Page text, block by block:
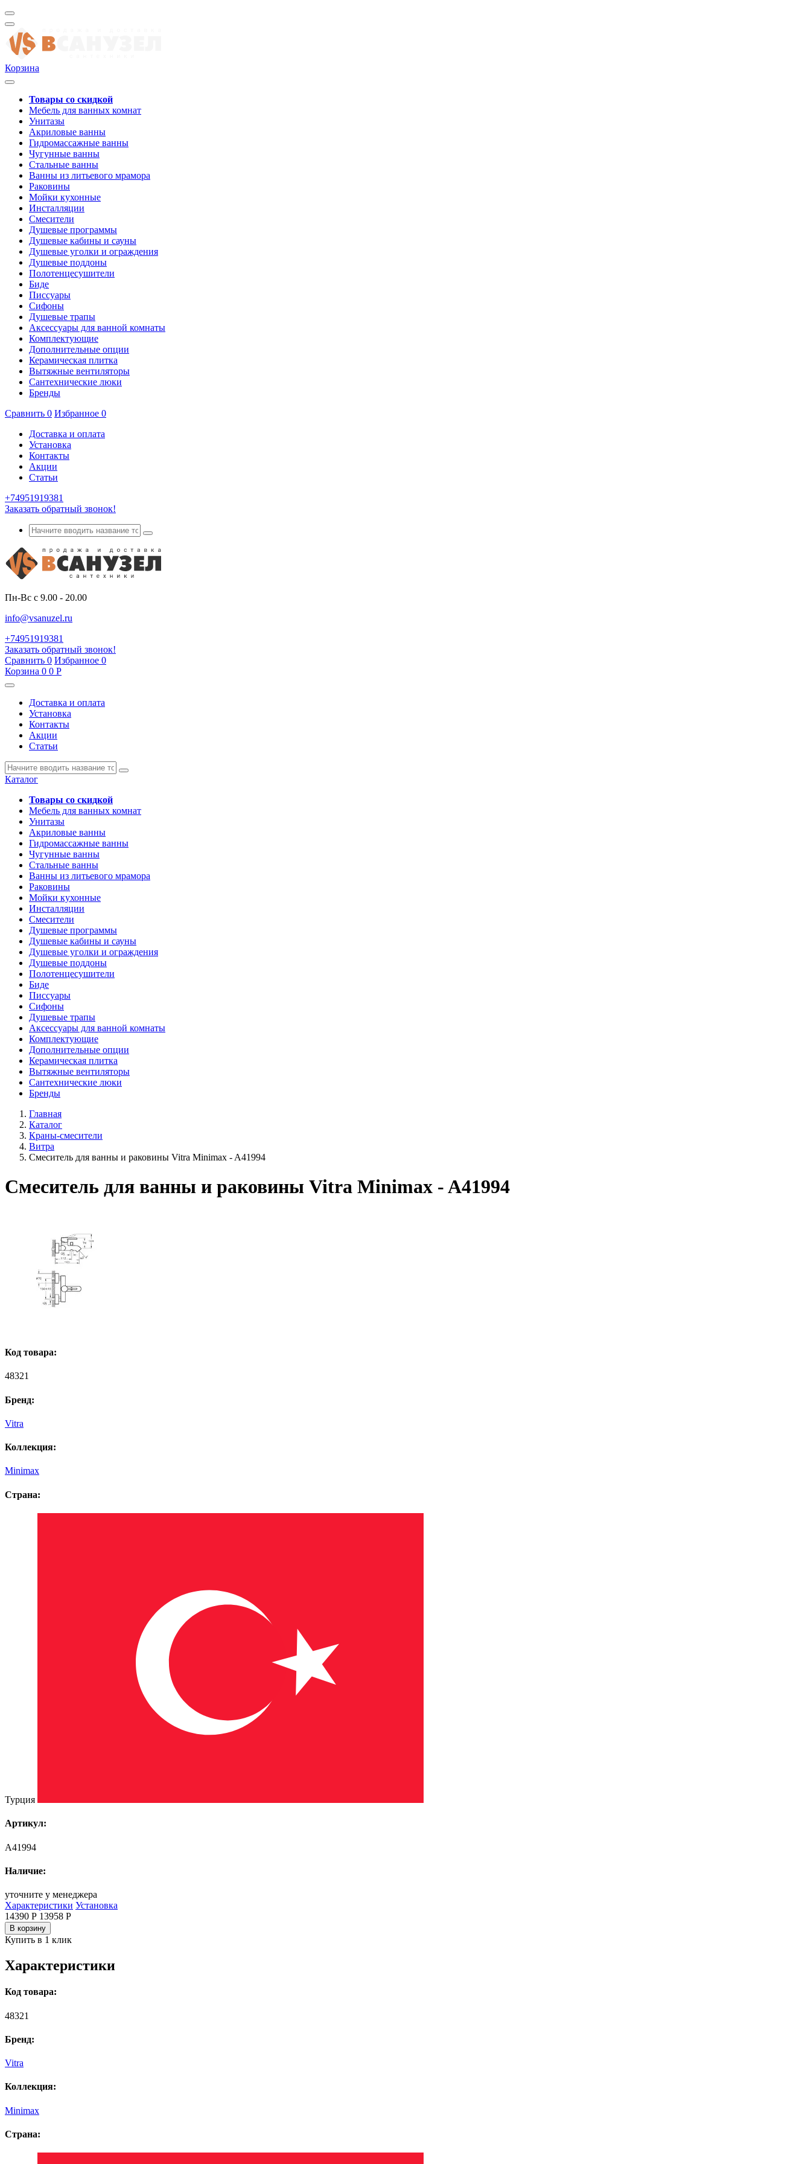
Корзина
Товары со скидкой
Мебель для ванных комнат
Унитазы
Акриловые ванны
Гидромассажные ванны
Чугунные ванны
Стальные ванны
Ванны из литьевого мрамора
Раковины
Мойки кухонные
Инсталляции
Смесители
Душевые программы
Душевые кабины и сауны
Душевые уголки и ограждения
Душевые поддоны
Полотенцесушители
Биде
Писсуары
Сифоны
Душевые трапы
Аксессуары для ванной комнаты
Комплектующие
Дополнительные опции
Керамическая плитка
Вытяжные вентиляторы
Сантехнические люки
Бренды
Сравнить 0 Избранное 0
Доставка и оплата
Установка
Контакты
Акции
Статьи
+74951919381
Заказать обратный звонок!
Пн-Вс с 9.00 - 20.00
info@vsanuzel.ru
+74951919381
Заказать обратный звонок!
Сравнить 0 Избранное 0
Корзина 0 0 Р
Доставка и оплата
Установка
Контакты
Акции
Статьи
Каталог
Товары со скидкой
Мебель для ванных комнат
Унитазы
Акриловые ванны
Гидромассажные ванны
Чугунные ванны
Стальные ванны
Ванны из литьевого мрамора
Раковины
Мойки кухонные
Инсталляции
Смесители
Душевые программы
Душевые кабины и сауны
Душевые уголки и ограждения
Душевые поддоны
Полотенцесушители
Биде
Писсуары
Сифоны
Душевые трапы
Аксессуары для ванной комнаты
Комплектующие
Дополнительные опции
Керамическая плитка
Вытяжные вентиляторы
Сантехнические люки
Бренды
Главная
Каталог
Краны-смесители
Витра
Смеситель для ванны и раковины Vitra Minimax - A41994
Смеситель для ванны и раковины Vitra Minimax - A41994
Код товара:
48321
Бренд:
Vitra
Коллекция:
Minimax
Страна:
Турция
Артикул:
A41994
Наличие:
уточните у менеджера
Характеристики Установка
14390 Р 13958 Р
В корзину
Купить в 1 клик
Характеристики
Код товара:
48321
Бренд:
Vitra
Коллекция:
Minimax
Страна: